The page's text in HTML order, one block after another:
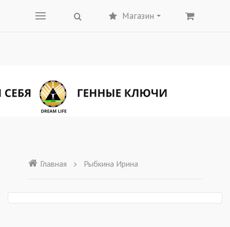
Магазин
Главная Рыбкина Ирина